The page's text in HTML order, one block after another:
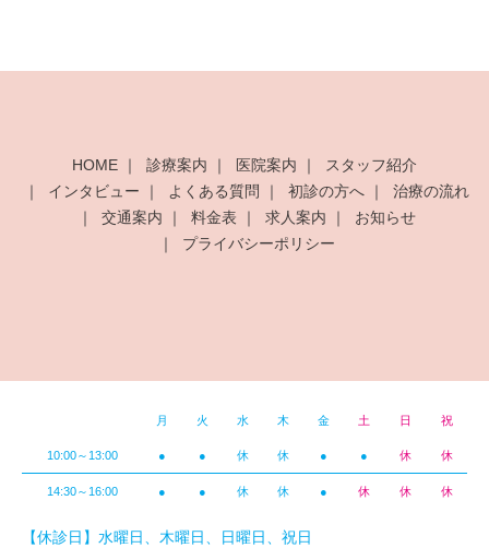
HOME 診療案内 医院案内
スタッフ紹介
インタビュー
よくある質問 初診の方へ
治療の流れ
交通案内
料金表 求人案内
お知らせ
プライバシーポリシー
月 火 水 木 金 土 日 祝
10:00～13:00 ● ● 休 休 ● ● 休 休
14:30～16:00 ● ● 休 休 ● 休 休 休
【休診日】水曜日、木曜日、日曜日、祝日